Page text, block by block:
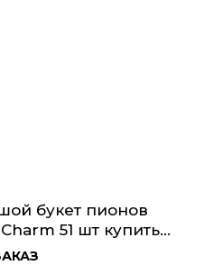
букет пионов
51 шт купить